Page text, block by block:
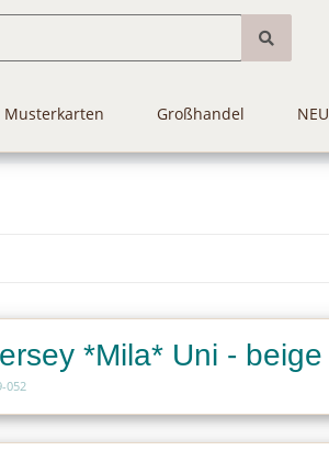
Musterkarten Großhandel NEU
*Mila* Uni - beige
052